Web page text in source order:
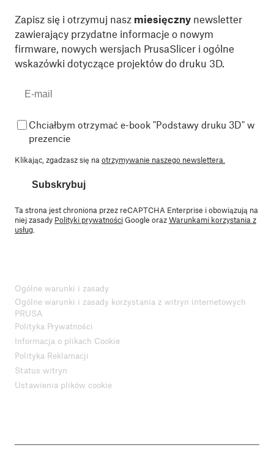
Zapisz się i otrzymuj nasz miesięczny newsletter
zawierający przydatne informacje o nowym
firmware, nowych wersjach PrusaSlicer i ogólne
wskazówki dotyczące projektów do druku 3D.
Chciałbym otrzymać e-book "Podstawy druku 3D" w
prezencie
Klikając, zgadzasz się na otrzymywanie naszego newslettera.
Subskrybuj
Ta strona jest chroniona przez reCAPTCHA Enterprise i obowiązują na
niej zasady Polityki prywatnościGoogle orazWarunkami korzystania z
usług
Ogólne warunki i zasady
Ogólne warunki i zasady korzystania z witryn internetowych
PRUSA
Polityka Prywatności
Informacja o plikach Cookie
Polityka Reklamacji
Status witryn
Ustawienia plików cookie